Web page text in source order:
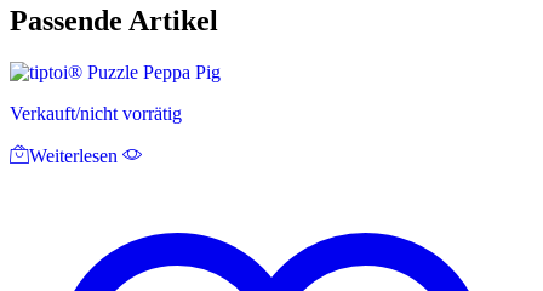
Passende Artikel
Verkauft/nicht vorrätig
Weiterlesen